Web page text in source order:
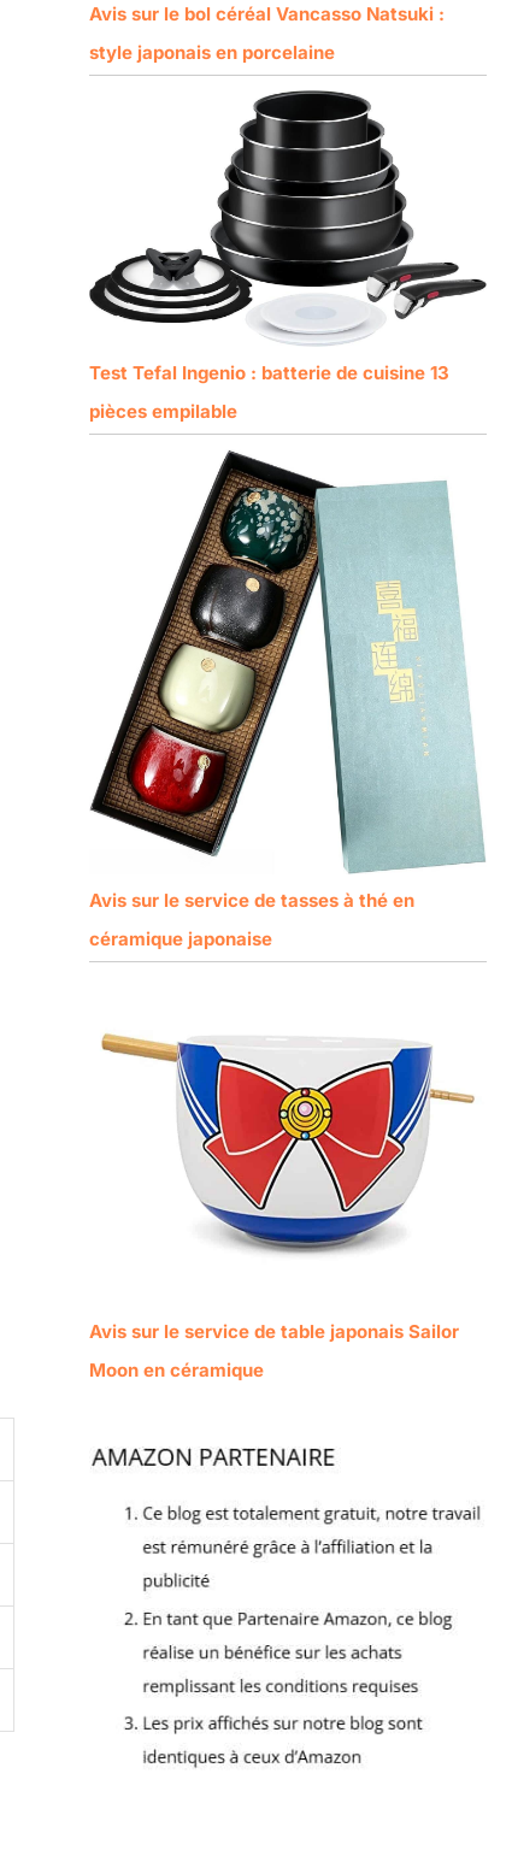
Avis sur le bol céréal Vancasso Natsuki :
style japonais en porcelaine
Test Tefal Ingenio : batterie de cuisine 13
pièces empilable
Avis sur le service de tasses à thé en
céramique japonaise
Avis sur le service de table japonais Sailor
Moon en céramique